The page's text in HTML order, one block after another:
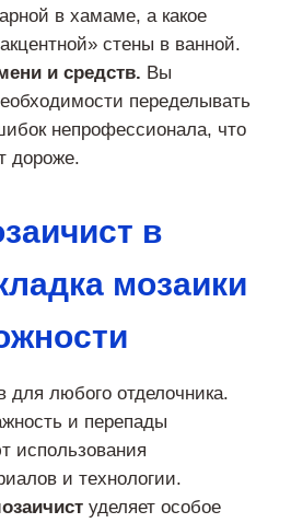
в хамаме, а какое
стены в ванной.
и средств. Вы
переделывать
непрофессионала, что
дороже.
в
мозаики
любого отделочника.
и перепады
использования
и технологии.
уделяет особое